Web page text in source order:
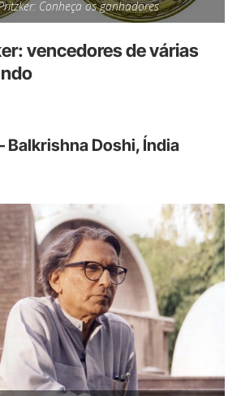
Conheça os ganhadores
vencedores de várias
Balkrishna Doshi, Índia